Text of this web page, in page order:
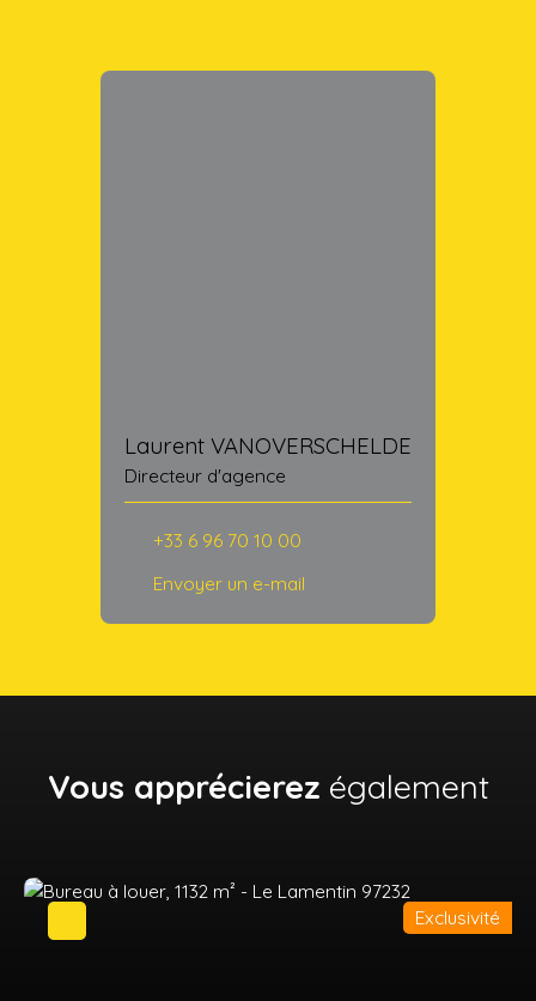
Laurent VANOVERSCHELDE
Directeur d'agence
+33 6 96 70 10 00
Envoyer un e-mail
Vous apprécierez également
Exclusivité